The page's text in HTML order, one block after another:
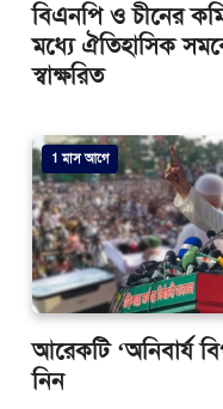
বিএনপি ও চীনের
মধ্যে ঐতিহাসিক
স্বাক্ষরিত
1 মাস আগে
আরেকটি ‘অনিবার্য
নিন